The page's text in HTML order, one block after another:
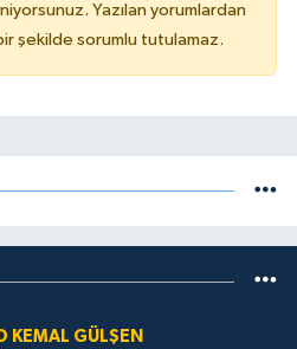
Yazılan yorumlardan
şekilde sorumlu tutulamaz.
KEMAL GÜLŞEN